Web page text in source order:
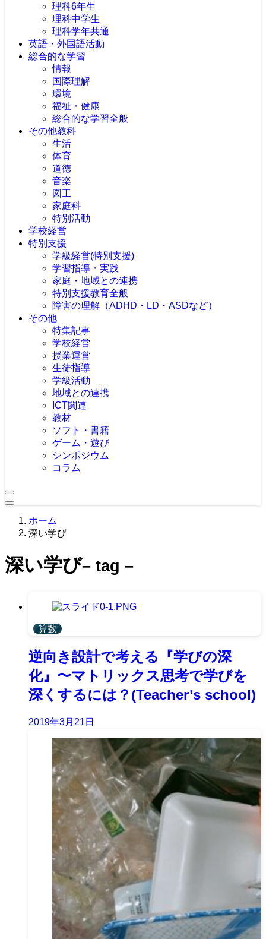
理科6年生
理科中学生
理科学年共通
英語・外国語活動
総合的な学習
情報
国際理解
環境
福祉・健康
総合的な学習全般
その他教科
生活
体育
道徳
音楽
図工
家庭科
特別活動
学校経営
特別支援
学級経営(特別支援)
学習指導・実践
家庭・地域との連携
特別支援教育全般
障害の理解（ADHD・LD・ASDなど）
その他
特集記事
学校経営
授業運営
生徒指導
学級活動
地域との連携
ICT関連
教材
ソフト・書籍
ゲーム・遊び
シンポジウム
コラム
ホーム
深い学び
深い学び– tag –
算数
逆向き設計で考える『学びの深
化』〜マトリックス思考で学びを
深くするには？(Teacher’s school)
2019年3月21日